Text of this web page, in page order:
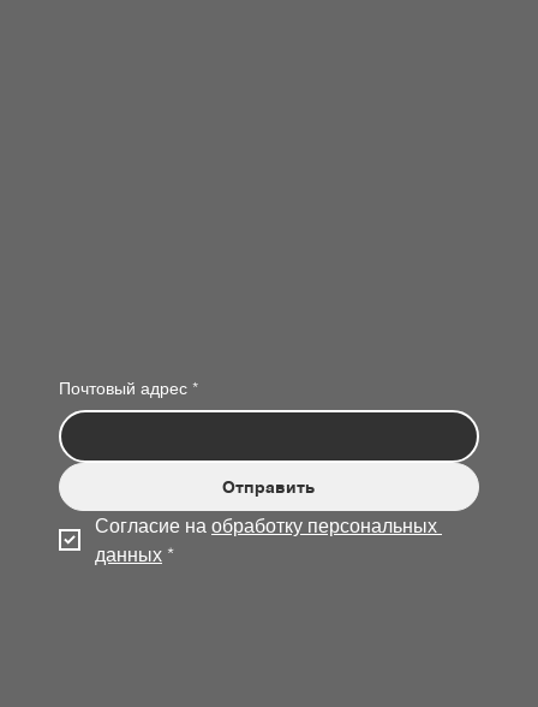
Почтовый адрес *
Отправить
Согласие на обработку персональных
данных *